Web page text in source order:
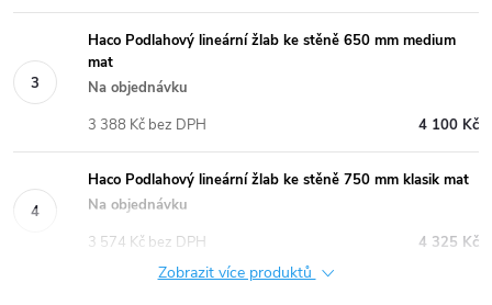
Haco Podlahový lineární žlab ke stěně 650 mm medium
mat
Na objednávku
4 100 Kč
3 388 Kč bez DPH
Haco Podlahový lineární žlab ke stěně 750 mm klasik mat
Na objednávku
4 325 Kč
3 574 Kč bez DPH
Zobrazit více produktů